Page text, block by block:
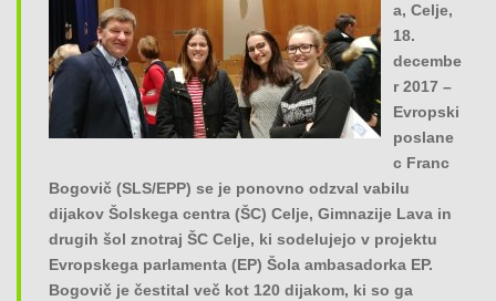
g
t
o
n
a, Celje,
18.
decembe
r 2017 –
Evropski
poslane
c Franc
Bogovič (SLS/EPP) se je ponovno odzval vabilu
dijakov Šolskega centra (ŠC) Celje, Gimnazije Lava in
drugih šol znotraj ŠC Celje, ki sodelujejo v projektu
Evropskega parlamenta (EP) Šola ambasadorka EP.
Bogovič je čestital več kot 120 dijakom, ki so ga